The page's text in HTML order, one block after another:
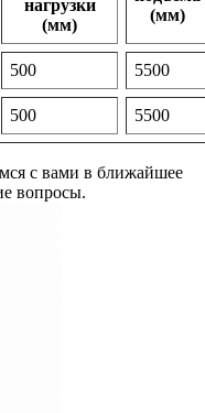
нагрузки
(мм)
(мм)
500 5500
500
5500
с вами в ближайшее
вопросы.